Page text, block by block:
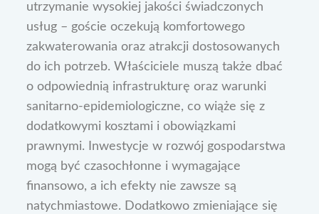
utrzymanie wysokiej jakości świadczonych
usług – goście oczekują komfortowego
zakwaterowania oraz atrakcji dostosowanych
do ich potrzeb. Właściciele muszą także dbać
o odpowiednią infrastrukturę oraz warunki
sanitarno-epidemiologiczne, co wiąże się z
dodatkowymi kosztami i obowiązkami
prawnymi. Inwestycje w rozwój gospodarstwa
mogą być czasochłonne i wymagające
finansowo, a ich efekty nie zawsze są
natychmiastowe. Dodatkowo zmieniające się